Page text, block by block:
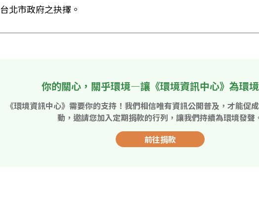
北市政府之抉擇。
你的關心，關乎環境—讓《環境資訊中心》為環
《環境資訊中心》需要你的支持！我們相信唯有資訊公開普及，才能促
動，邀請您加入定期捐款的行列，讓我們持續為環境發聲
前往捐款